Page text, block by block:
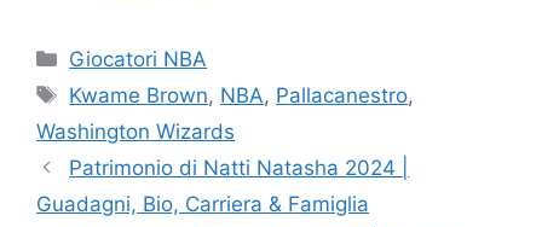
Categories
Giocatori NBA
Tags
Kwame Brown, NBA, Pallacanestro,
Washington Wizards
Patrimonio di Natti Natasha 2024 |
Guadagni, Bio, Carriera & Famiglia